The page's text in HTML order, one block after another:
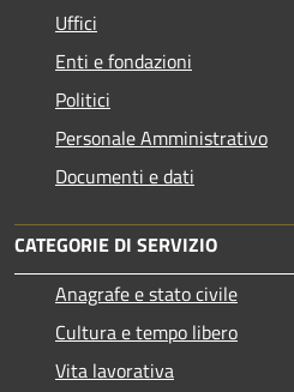
Uffici
Enti e fondazioni
Politici
Personale Amministrativo
Documenti e dati
CATEGORIE DI SERVIZIO
Anagrafe e stato civile
Cultura e tempo libero
Vita lavorativa